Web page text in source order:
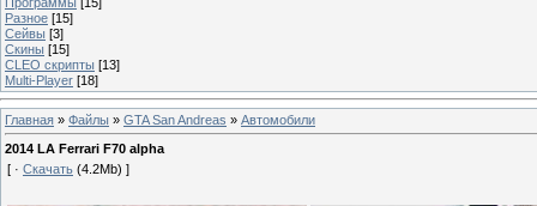
Разное [15]
Сейвы [3]
Скины [15]
CLEO скрипты [13]
Multi-Player [18]
Главная » Файлы » GTA San Andreas » Автомобили
2014 LA Ferrari F70 alpha
[ · Скачать (4.2Mb) ]